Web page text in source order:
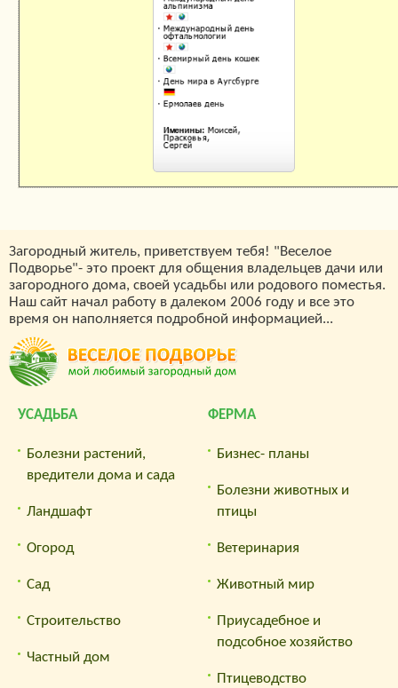
Загородный житель, приветствуем тебя! "Веселое
Подворье"- это проект для общения владельцев дачи или
загородного дома, своей усадьбы или родового поместья.
Наш сайт начал работу в далеком 2006 году и все это
время он наполняется подробной информацией...
УСАДЬБА
Болезни растений,
вредители дома и сада
Ландшафт
Огород
Сад
Строительство
Частный дом
ФЕРМА
Бизнес- планы
Болезни животных и
птицы
Ветеринария
Животный мир
Приусадебное и
подсобное хозяйство
Птицеводство